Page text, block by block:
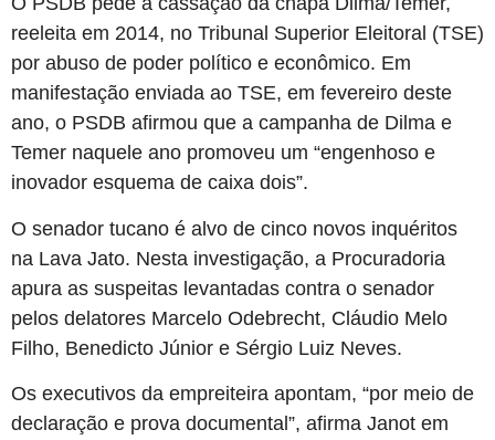
reeleita em 2014, no Tribunal Superior Eleitoral (TSE)
por abuso de poder político e econômico. Em
manifestação enviada ao TSE, em fevereiro deste
ano, o PSDB afirmou que a campanha de Dilma e
Temer naquele ano promoveu um “engenhoso e
inovador esquema de caixa dois”.
O senador tucano é alvo de cinco novos inquéritos
na Lava Jato. Nesta investigação, a Procuradoria
apura as suspeitas levantadas contra o senador
pelos delatores Marcelo Odebrecht, Cláudio Melo
Filho, Benedicto Júnior e Sérgio Luiz Neves.
Os executivos da empreiteira apontam, “por meio de
declaração e prova documental”, afirma Janot em